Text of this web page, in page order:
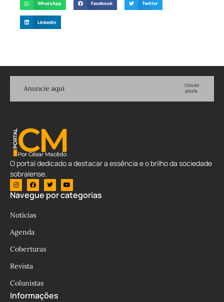
WhatsApp Facebook Twitter
LinkedIn
O portal dedicado a destacar a essência e o brilho da sociedade
sobralense.
Navegue por categorias
Notícias
Agenda
Coberturas
Revista
Colunistas
Informações